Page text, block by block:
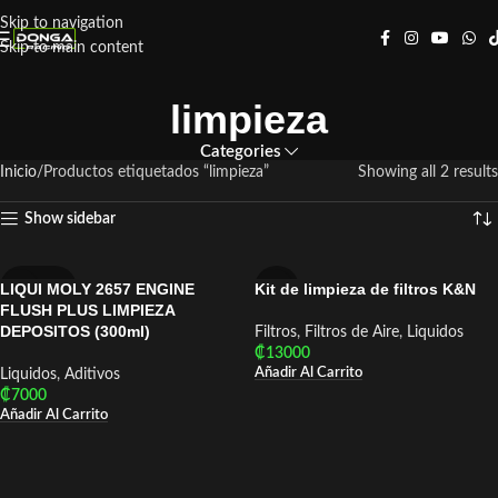
Skip to navigation
Skip to main content
limpieza
Categories
Inicio Productos etiquetados “limpieza” Showing all 2 results
Show sidebar
LIQUI MOLY
LIQUI MOLY 2657 ENGINE
FLUSH PLUS LIMPIEZA
DEPOSITOS (300ml)
Liquidos, Aditivos
₡7000
Añadir Al Carrito
K&N
Kit de limpieza de filtros K&N
Filtros, Filtros de Aire, Liquidos
₡13000
Añadir Al Carrito